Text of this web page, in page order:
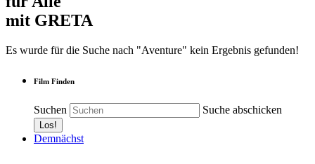
mit GRETA
Es wurde für die Suche nach "Aventure" kein Ergebnis gefunden!
Film Finden
Suchen Suche abschicken
Demnächst